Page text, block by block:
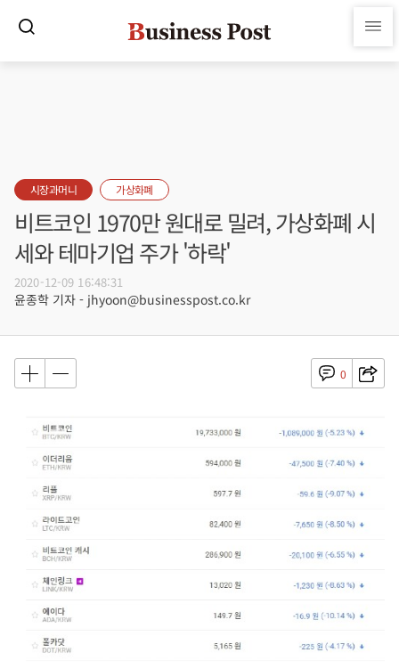
시장과머니 가상화폐
비트코인 1970만 원대로 밀려, 가상화폐 시
세와 테마기업 주가 '하락'
2020-12-09 16:48:31
윤종학 기자 - jhyoon@businesspost.co.kr
0